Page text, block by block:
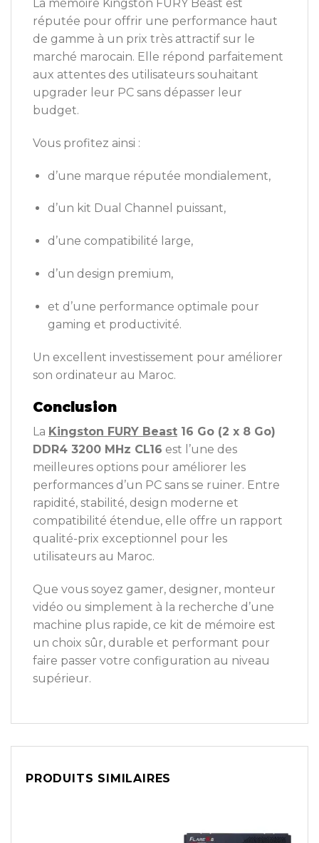
La mémoire Kingston FURY Beast est
réputée pour offrir une performance haut
de gamme à un prix très attractif sur le
marché marocain. Elle répond parfaitement
aux attentes des utilisateurs souhaitant
upgrader leur PC sans dépasser leur
budget.
Vous profitez ainsi :
d’une marque réputée mondialement,
d’un kit Dual Channel puissant,
d’une compatibilité large,
d’un design premium,
et d’une performance optimale pour
gaming et productivité.
Un excellent investissement pour améliorer
son ordinateur au Maroc.
Conclusion
La Kingston FURY Beast 16 Go (2 x 8 Go)
DDR4 3200 MHz CL16 est l’une des
meilleures options pour améliorer les
performances d’un PC sans se ruiner. Entre
rapidité, stabilité, design moderne et
compatibilité étendue, elle offre un rapport
qualité-prix exceptionnel pour les
utilisateurs au Maroc.
Que vous soyez gamer, designer, monteur
vidéo ou simplement à la recherche d’une
machine plus rapide, ce kit de mémoire est
un choix sûr, durable et performant pour
faire passer votre configuration au niveau
supérieur.
PRODUITS SIMILAIRES